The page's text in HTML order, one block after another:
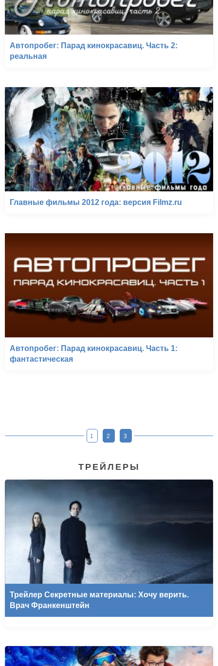
Автопробег: Парад кинокрасавиц. Часть 2:
реальная
Главные фильмы 2012 года: версия Filmz.ru
Автопробег: Парад кинокрасавиц. Часть 1:
фантастическая
1 2 3
ТРЕЙЛЕРЫ
Трейлер Секретные материалы: Хочу верить.
Врач Франкенштейн